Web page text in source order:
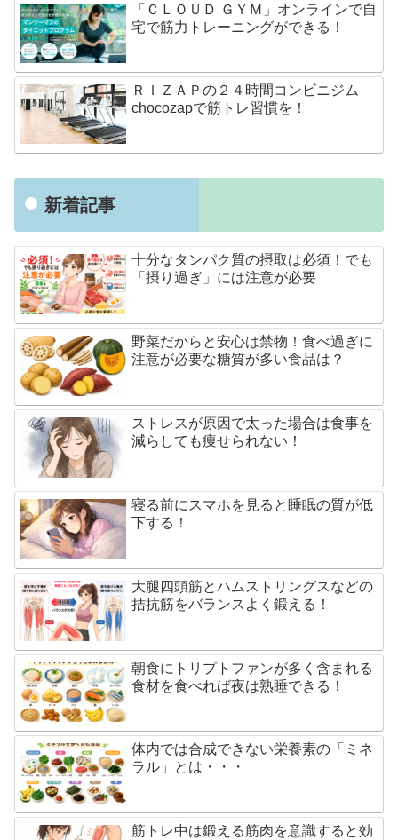
「ＣＬＯＵＤ ＧＹＭ」オンラインで自
宅で筋力トレーニングができる！
ＲＩＺＡＰの２４時間コンビニジム
chocozapで筋トレ習慣を！
新着記事
十分なタンパク質の摂取は必須！でも
「摂り過ぎ」には注意が必要
野菜だからと安心は禁物！食べ過ぎに
注意が必要な糖質が多い食品は？
ストレスが原因で太った場合は食事を
減らしても痩せられない！
寝る前にスマホを見ると睡眠の質が低
下する！
大腿四頭筋とハムストリングスなどの
拮抗筋をバランスよく鍛える！
朝食にトリプトファンが多く含まれる
食材を食べれば夜は熟睡できる！
体内では合成できない栄養素の「ミネ
ラル」とは・・・
筋トレ中は鍛える筋肉を意識すると効